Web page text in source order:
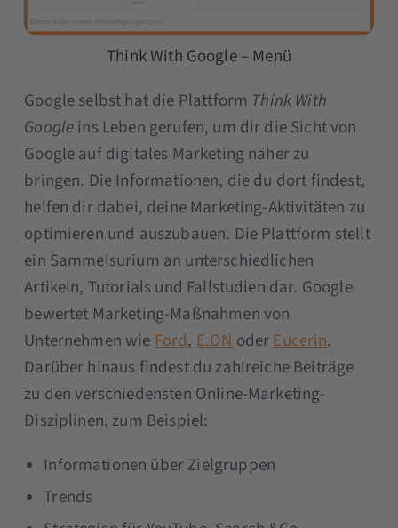
Think With Google – Menü
Google selbst hat die Plattform Think With
Googleins Leben gerufen, um dir die Sicht von
Google auf digitales Marketing näher zu
bringen. Die Informationen, die du dort findest,
helfen dir dabei, deine Marketing-Aktivitäten zu
optimieren und auszubauen. Die Plattform stellt
ein Sammelsurium an unterschiedlichen
Artikeln, Tutorials und Fallstudien dar. Google
bewertet Marketing-Maßnahmen von
Unternehmen wieFord, E.ONoderEucerin.
Darüber hinaus findest du zahlreiche Beiträge
zu den verschiedensten Online-Marketing-
Disziplinen, zum Beispiel:
Informationen über Zielgruppen
Trends